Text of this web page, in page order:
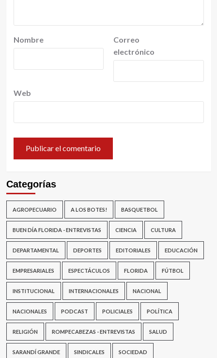
Nombre
Correo
electrónico
Web
Categorías
AGROPECUARIO A LOS BOTES! BASQUETBOL
BUEN DÍA FLORIDA - ENTREVISTAS CIENCIA CULTURA
DEPARTAMENTAL DEPORTES EDITORIALES EDUCACIÓN
EMPRESARIALES ESPECTÁCULOS FLORIDA FÚTBOL
INSTITUCIONAL INTERNACIONALES NACIONAL
NACIONALES PODCAST POLICIALES POLÍTICA
RELIGIÓN ROMPECABEZAS - ENTREVISTAS SALUD
SARANDÍ GRANDE SINDICALES SOCIEDAD